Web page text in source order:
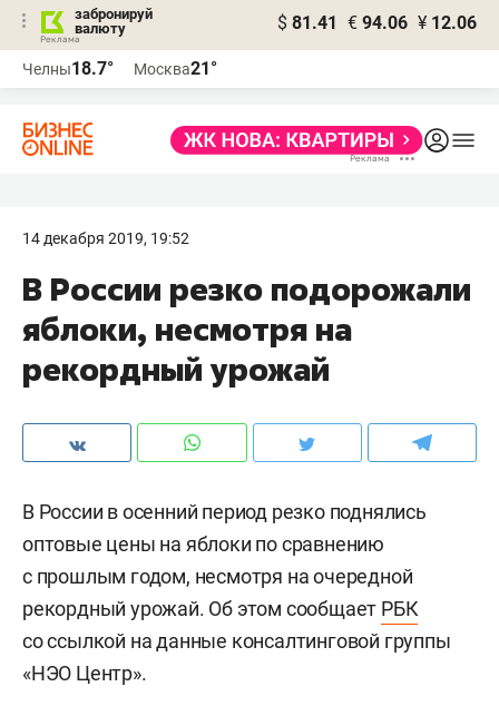
забронируй
валюту
$ 81.41 € 94.06 ¥ 12.06
Челны18.7° Москва21°
14 декабря 2019, 19:52
В России резко подорожали
яблоки, несмотря на
рекордный урожай
В России в осенний период резко поднялись
оптовые цены на яблоки по сравнению
с прошлым годом, несмотря на очередной
рекордный урожай. Об этом сообщает РБК
со ссылкой на данные консалтинговой группы
«НЭО Центр».